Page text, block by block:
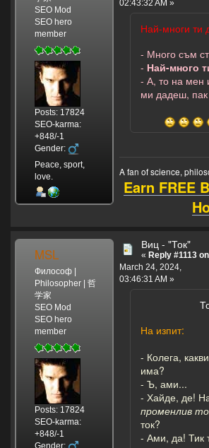
SEO Mod
SEO hero
member
Posts: 17824
SEO-karma:
+848/-1
Gender:
Peace, sport,
love.
02:43:32 AM »
Най-многи ти
- Много съм
- Най-много
- А, то на мен
ми дадеш, пак
A fan of science,
Earn FREE
MSL
Философ |
Philosopher | 哲
学家
SEO Mod
SEO hero
member
Posts: 17824
SEO-karma:
+848/-1
Gender:
Виц - "Ток"
« Reply #1113
March 24, 2024,
03:46:31 AM »
На изпит:
- Колега,
има?
- Ъ, ами...
- Хайде, де!
променлив
ток?
- Ами, да! Тик